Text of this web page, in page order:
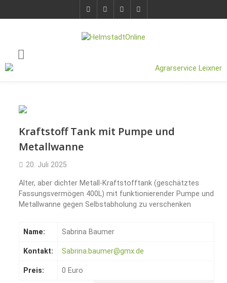
Kraftstoff Tank mit Pumpe und
Metallwanne
20. Juli 2025
Alter, aber dichter Metall-Kraftstofftank (geschätztes
Fassungsvermögen 400L) mit funktionierender Pumpe und
Metallwanne gegen Selbstabholung zu verschenken
Name: Sabrina Baumer
Kontakt: Sabrina.baumer@gmx.de
Preis: 0 Euro